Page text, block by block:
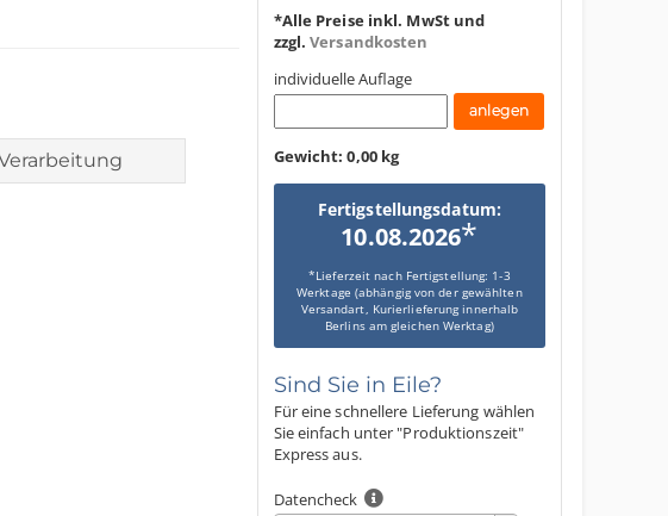
*Alle Preise inkl. MwSt und
zzgl.Versandkosten
individuelle Auflage
Gewicht:0,00 kg
Fertigstellungsdatum:
10.08.2026*
*Lieferzeit nach Fertigstellung: 1-3
Werktage (abhängig von der gewählten
Versandart, Kurierlieferung innerhalb
Berlins am gleichen Werktag)
Sind Sie in Eile?
Für eine schnellere Lieferung wählen
Sie einfach unter "Produktionszeit"
Express aus.
Datencheck